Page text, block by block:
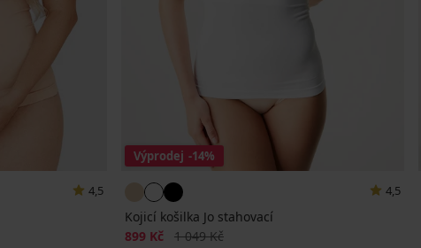
4,5
Výprodej -14%
4,5
Kojicí košilka Jo stahovací
Sleva
899 Kč Původní cena
1 049 Kč